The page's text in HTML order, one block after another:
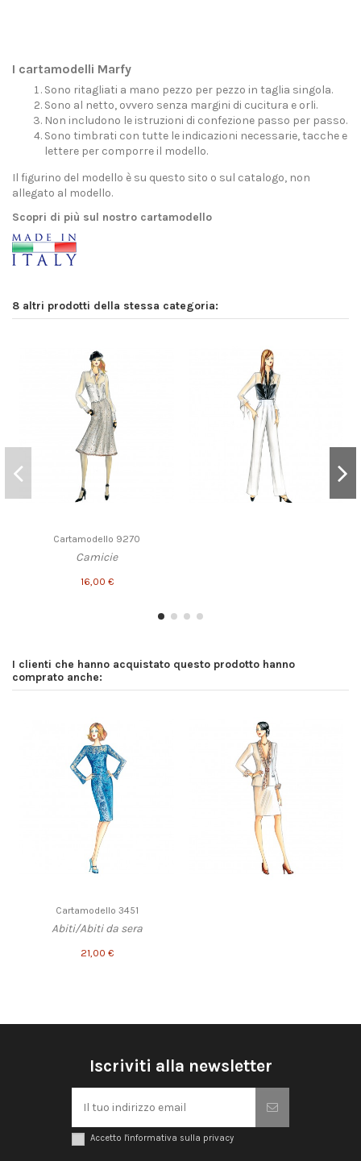
I cartamodelli Marfy
Sono ritagliati a mano pezzo per pezzo in taglia singola.
Sono al netto, ovvero senza margini di cucitura e orli.
Non includono le istruzioni di confezione passo per passo.
Sono timbrati con tutte le indicazioni necessarie, tacche e
lettere per comporre il modello.
Il figurino del modello è su questo sito o sul catalogo, non
allegato al modello.
Scopri di più sul nostro cartamodello
8 altri prodotti della stessa categoria:
Cartamodello 9270
Camicie
16,00 €
I clienti che hanno acquistato questo prodotto hanno
comprato anche:
Cartamodello 3451
Abiti/Abiti da sera
21,00 €
Iscriviti alla newsletter
Accetto l'informativa sulla privacy